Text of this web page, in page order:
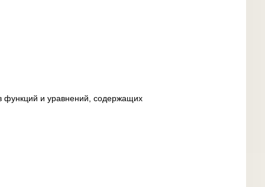
функций и уравнений, содержащих